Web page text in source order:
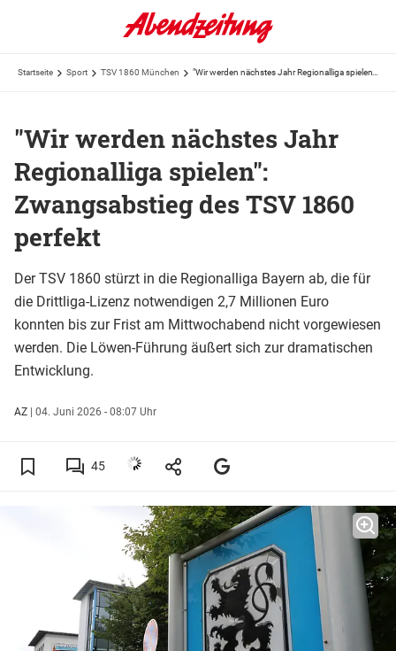
Startseite Sport TSV 1860 München
"Wir werden nächstes Jahr
Regionalliga spielen":
Zwangsabstieg des TSV 1860
perfekt
Der TSV 1860 stürzt in die Regionalliga Bayern ab, die für
die Drittliga-Lizenz notwendigen 2,7 Millionen Euro
konnten bis zur Frist am Mittwochabend nicht vorgewiesen
werden. Die Löwen-Führung äußert sich zur dramatischen
Entwicklung.
AZ | 04. Juni 2026 - 08:07 Uhr
45